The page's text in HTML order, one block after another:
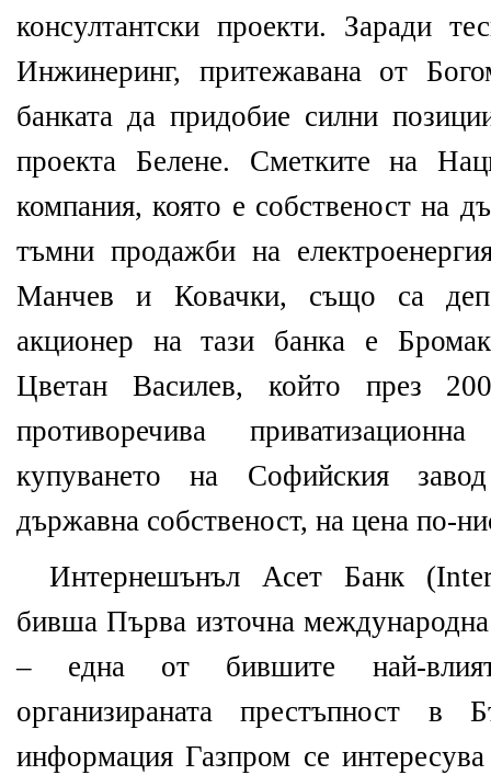
консултантски проекти. Заради
Инжинeринг, притежавана от
банката да придобие силни
проекта Белене. Сметките на
компания, която е собственост на
тъмни продажби на
Манчев и Ковачки, също са
акционер на тази банка е
Цветан Василев, който през
противоречива
купуването на Софийския
държавна собственост, на цена по-
Интернешънъл Асет Банк
бивша Първа източна
– една от бившите най-
организираната престъпност в
информация Газпром се